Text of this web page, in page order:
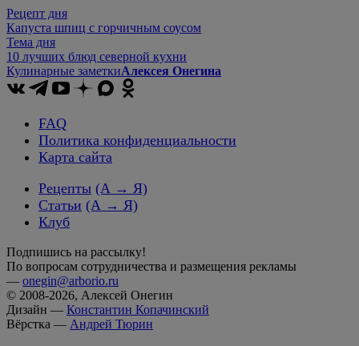
Рецепт дня
Капуста шпиц с горчичным соусом
Тема дня
10 лучших блюд северной кухни
Кулинарные заметкиАлексея Онегина
FAQ
Политика конфиденциальности
Карта сайта
Рецепты (А → Я)
Статьи (А → Я)
Клуб
Подпишись на рассылку!
По вопросам сотрудничества и размещения рекламы
— onegin@arborio.ru
© 2008-2026, Алексей Онегин
Дизайн — Константин Копачинский
Вёрстка — Андрей Тюрин